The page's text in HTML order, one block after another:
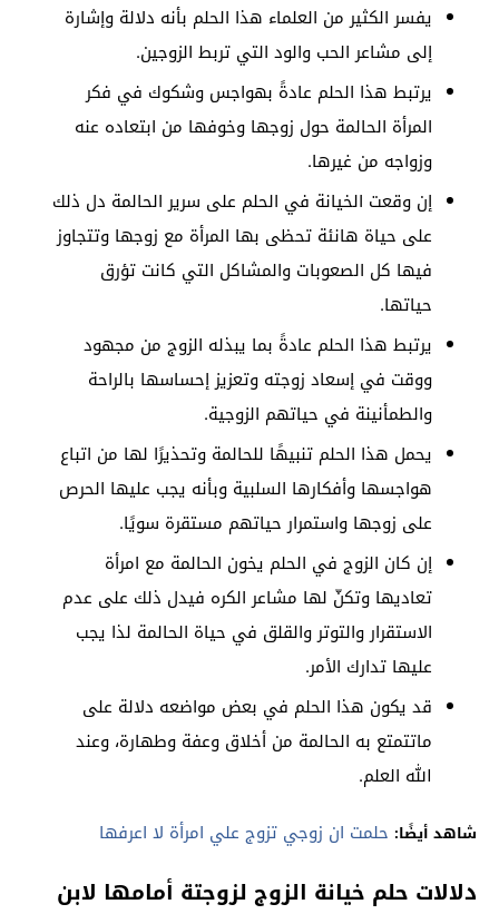
يفسر الكثير من العلماء هذا الحلم بأنه دلالة وإشارة
إلى مشاعر الحب والود التي تربط الزوجين.
يرتبط هذا الحلم عادةً بهواجس وشكوك في فكر
المرأة الحالمة حول زوجها وخوفها من ابتعاده عنه
وزواجه من غيرها.
إن وقعت الخيانة في الحلم على سرير الحالمة دل ذلك
على حياة هانئة تحظى بها المرأة مع زوجها وتتجاوز
فيها كل الصعوبات والمشاكل التي كانت تؤرق
حياتها.
يرتبط هذا الحلم عادةً بما يبذله الزوج من مجهود
ووقت في إسعاد زوجته وتعزيز إحساسها بالراحة
والطمأنينة في حياتهم الزوجية.
يحمل هذا الحلم تنبيهًا للحالمة وتحذيرًا لها من اتباع
هواجسها وأفكارها السلبية وبأنه يجب عليها الحرص
على زوجها واستمرار حياتهم مستقرة سويًا.
إن كان الزوج في الحلم يخون الحالمة مع امرأة
تعاديها وتكنّ لها مشاعر الكره فيدل ذلك على عدم
الاستقرار والتوتر والقلق في حياة الحالمة لذا يجب
عليها تدارك الأمر.
قد يكون هذا الحلم في بعض مواضعه دلالة على
ماتتمتع به الحالمة من أخلاق وعفة وطهارة، وعند
الله العلم.
شاهد أيضًا: حلمت ان زوجي تزوج علي امرأة لا اعرفها
دلالات حلم خيانة الزوج لزوجتة أمامها لابن